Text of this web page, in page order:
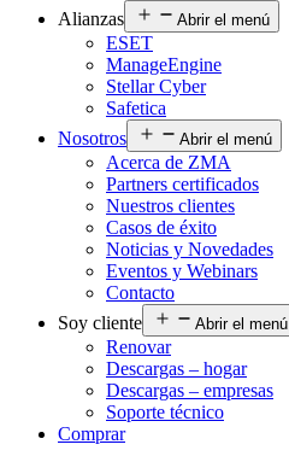
Alianzas
Abrir el menú
ESET
ManageEngine
Stellar Cyber
Safetica
Nosotros
Abrir el menú
Acerca de ZMA
Partners certificados
Nuestros clientes
Casos de éxito
Noticias y Novedades
Eventos y Webinars
Contacto
Soy cliente
Abrir el menú
Renovar
Descargas – hogar
Descargas – empresas
Soporte técnico
Comprar